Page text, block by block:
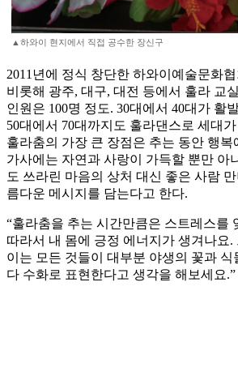
▲하와이 현지에서 직접 공수한 장신구
2011년에 정식 창단한 하와이예술문화
비롯해 광주, 대구, 대전 등에서 훌라 교
인원은 100명 정도. 30대에서 40대가 활
50대에서 70대까지도 훌라댄스로 세대
훌라춤의 가장 큰 장점은 추는 동안 행복
가사에는 자연과 사랑이 가득할 뿐만 아
도 쓰라린 마음의 상처 대신 좋은 사람
름다운 메시지를 담는다고 한다.
“훌라춤을 추는 시간만큼은 스트레스를
따라서 내 몸에 긍정 에너지가 생겨나요.
이는 모든 것들이 대부분 야생의 꽃과 식
다 수화로 표현한다고 생각을 해보세요.”